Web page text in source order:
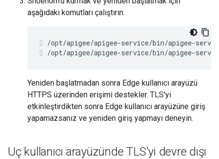
aşağıdaki komutları çalıştırın:
/opt/apigee/apigee-service/bin/apigee-
/opt/apigee/apigee-service/bin/apigee-
Yeniden başlatmadan sonra Edge kullanıcı arayüzü
HTTPS üzerinden erişimi destekler. TLS'yi
etkinleştirdikten sonra Edge kullanıcı arayüzüne giriş
yapamazsanız ve yeniden giriş yapmayı deneyin.
Uç kullanıcı arayüzünde TLS'yi devre dışı